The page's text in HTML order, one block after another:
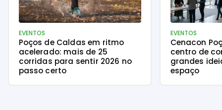
EVENTOS
Poços de Caldas em ritmo
acelerado: mais de 25
corridas para sentir 2026 no
passo certo
EVENTOS
Cenacon
centro de
grandes
espaço